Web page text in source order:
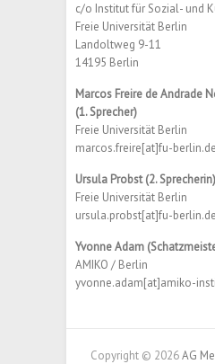
c/o Institut für Sozial- und
Freie Universität Berlin
Landoltweg 9-11
14195 Berlin
Marcos Freire de Andrade
(1. Sprecher)
Freie Universität Berlin
marcos.freire[at]fu-berlin.de
Ursula Probst (2. Sprecherin)
Freie Universität Berlin
ursula.probst[at]fu-berlin.de
Yvonne Adam
AMIKO / Berlin
yvonne.adam[at]amiko-
Copyright © 2026AG